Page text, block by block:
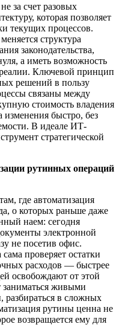
за счет разовых
которая позволяет
текущих процессов.
структура
законодательства,
а иметь возможность
Ключевой принцип
решений в пользу
связаны между
стоимость владения
изменения быстро, без
В идеале ИТ-
стратегической
рутинных операций
где автоматизация
о которых раньше даже
наем: сегодня
электронной
не посетив офис.
проверяет остатки
расходов — быстрее
освобождают от этой
живыми
разбираться в сложных
рутины ценна не
возвращается ему для